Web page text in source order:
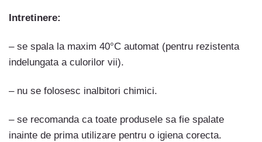
Intretinere:
– se spala la maxim 40°C automat (pentru rezistenta
indelungata a culorilor vii).
– nu se folosesc inalbitori chimici.
– se recomanda ca toate produsele sa fie spalate
inainte de prima utilizare pentru o igiena corecta.